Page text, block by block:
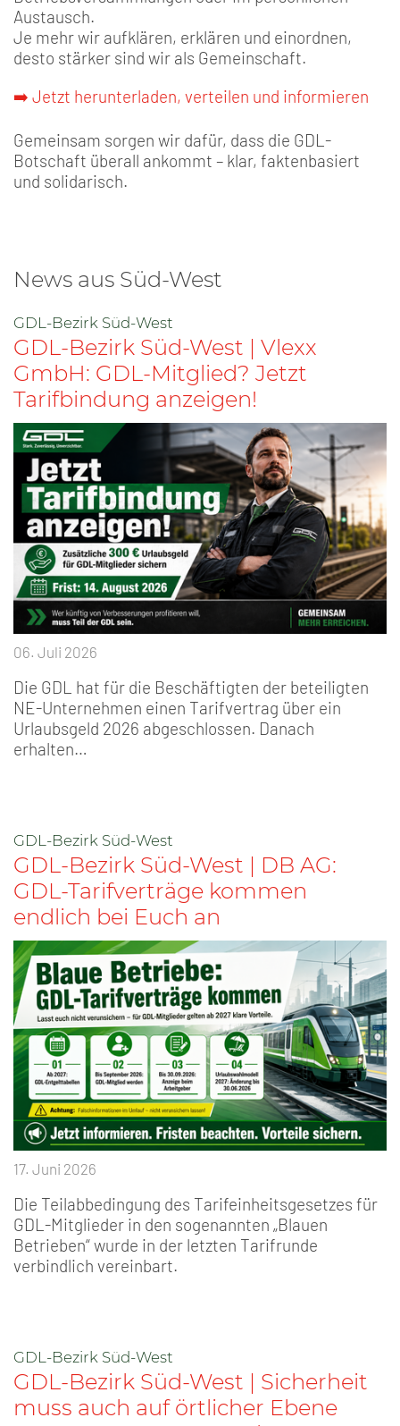
Austausch.
Je mehr wir aufklären, erklären und einordnen,
desto stärker sind wir als Gemeinschaft.
➡️ Jetzt herunterladen, verteilen und informieren
Gemeinsam sorgen wir dafür, dass die GDL-
Botschaft überall ankommt – klar, faktenbasiert
und solidarisch.
News aus Süd-West
GDL-Bezirk Süd-West
GDL-Bezirk Süd-West | Vlexx
GmbH: GDL-Mitglied? Jetzt
Tarifbindung anzeigen!
06. Juli 2026
Die GDL hat für die Beschäftigten der beteiligten
NE-Unternehmen einen Tarifvertrag über ein
Urlaubsgeld 2026 abgeschlossen. Danach
erhalten…
GDL-Bezirk Süd-West
GDL-Bezirk Süd-West | DB AG:
GDL-Tarifverträge kommen
endlich bei Euch an
17. Juni 2026
Die Teilabbedingung des Tarifeinheitsgesetzes für
GDL-Mitglieder in den sogenannten „Blauen
Betrieben“ wurde in der letzten Tarifrunde
verbindlich vereinbart.
GDL-Bezirk Süd-West
GDL-Bezirk Süd-West | Sicherheit
muss auch auf örtlicher Ebene